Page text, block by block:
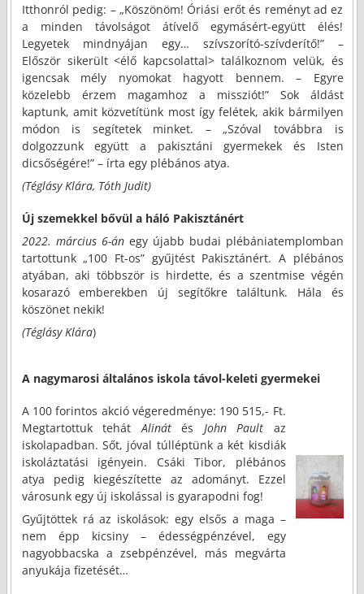
Itthonról pedig: – „Köszönöm! Óriási erőt és reményt ad ez
a minden távolságot átívelő egymásért-együtt élés!
Legyetek mindnyájan egy… szívszorító-szívderítő!” –
Először sikerült <élő kapcsolattal> találkoznom velük, és
igencsak mély nyomokat hagyott bennem. – Egyre
közelebb érzem magamhoz a missziót!” Sok áldást
kaptunk, amit közvetítünk most így felétek, akik bármilyen
módon is segítetek minket. – „Szóval továbbra is
dolgozzunk együtt a pakisztáni gyermekek és Isten
dicsőségére!” – írta egy plébános atya.
(Téglásy Klára, Tóth Judit)
Új szemekkel bővül a háló Pakisztánért
2022. március 6-ánegy újabb budai plébániatemplomban
tartottunk „100 Ft-os” gyűjtést Pakisztánért. A plébános
atyában, aki többször is hirdette, és a szentmise végén
kosarazó emberekben új segítőkre találtunk. Hála és
köszönet nekik!
(Téglásy Klára)
A nagymarosi általános iskola távol-keleti gyermekei
A 100 forintos akció végeredménye: 190 515,- Ft.
Megtartottuk tehátAlinátés John Pault az
iskolapadban. Sőt, jóval túlléptünk a két kisdiák
iskoláztatási igényein. Csáki Tibor, plébános
atya pedig kiegészítette az adományt. Ezzel
városunk egy új iskolással is gyarapodni fog!
Gyűjtöttek rá az iskolások: egy elsős a maga –
nem épp kicsiny – édességpénzével, egy
nagyobbacska a zsebpénzével, más megvárta
anyukája fizetését…